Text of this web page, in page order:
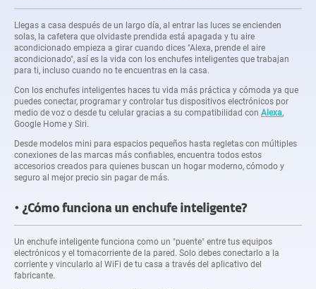
Llegas a casa después de un largo día, al entrar las luces se encienden
solas, la cafetera que olvidaste prendida está apagada y tu aire
acondicionado empieza a girar cuando dices "Alexa, prende el aire
acondicionado", así es la vida con los enchufes inteligentes que trabajan
para ti, incluso cuando no te encuentras en la casa.
Con los enchufes inteligentes haces tu vida más práctica y cómoda ya que
puedes conectar, programar y controlar tus dispositivos electrónicos por
medio de voz o desde tu celular gracias a su compatibilidad con Alexa,
Google Home y Siri.
Desde modelos mini para espacios pequeños hasta regletas con múltiples
conexiones de las marcas más confiables, encuentra todos estos
accesorios creados para quienes buscan un hogar moderno, cómodo y
seguro al mejor precio sin pagar de más.
¿Cómo funciona un enchufe inteligente?
Un enchufe inteligente funciona como un "puente" entre tus equipos
electrónicos y el tomacorriente de la pared. Solo debes conectarlo a la
corriente y vincularlo al WiFi de tu casa a través del aplicativo del
fabricante.